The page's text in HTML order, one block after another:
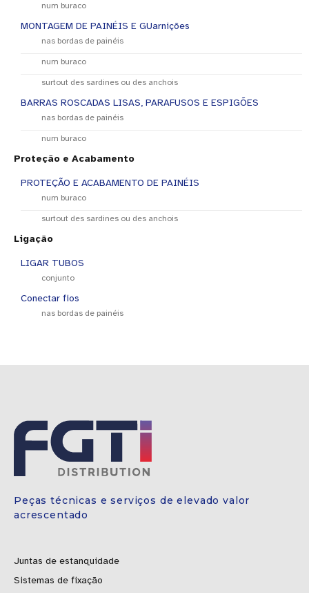
num buraco
MONTAGEM DE PAINÉIS E GUarnições
nas bordas de painéis
num buraco
surtout des sardines ou des anchois
BARRAS ROSCADAS LISAS, PARAFUSOS E ESPIGÕES
nas bordas de painéis
num buraco
Proteção e Acabamento
PROTEÇÃO E ACABAMENTO DE PAINÉIS
num buraco
surtout des sardines ou des anchois
Ligação
LIGAR TUBOS
conjunto
Conectar fios
nas bordas de painéis
Peças técnicas e serviços de elevado valor
acrescentado
Juntas de estanquidade
Sistemas de fixação